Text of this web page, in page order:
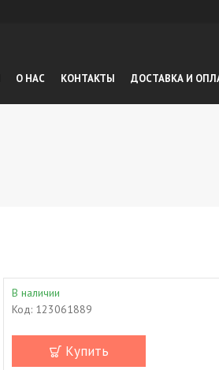
О НАС КОНТАКТЫ ДОСТАВКА И
В наличии
Код: 123061889
Купить